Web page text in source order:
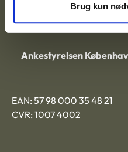
Brug kun
Ankestyrelsen Aalborg
Ankestyrelsen
EAN: 57 98 000 35 48 21
CVR: 1007 4002